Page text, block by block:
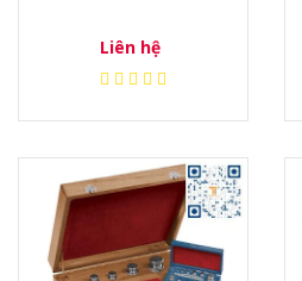
Liên hệ